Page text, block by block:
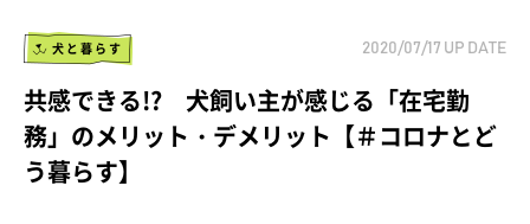
犬と暮らす 2020/07/17 UP DATE
共感できる!? 犬飼い主が感じる「在宅勤
務」のメリット・デメリット【＃コロナとど
う暮らす】